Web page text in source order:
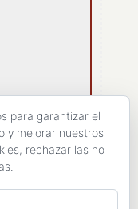
para garantizar el
y mejorar nuestros
rechazar las no